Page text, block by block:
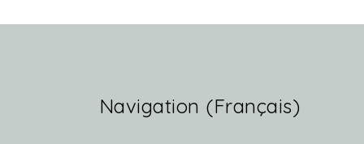
(Français) Navigation